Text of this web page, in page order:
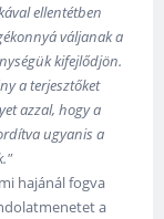
ellentétben
váljanak a
kifejlődjön.
a terjesztőket
azzal, hogy a
ugyanis a
hajánál fogva
a